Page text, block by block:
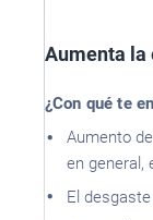
Aumenta la
¿Con qué te
Aumento
en general,
El